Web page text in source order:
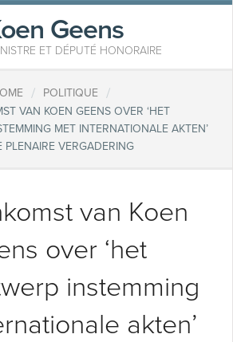
Geens
ET DÉPUTÉ HONORAIRE
/ POLITIQUE /
VAN KOEN GEENS OVER ‘HET
MET INTERNATIONALE AKTEN’
PLENAIRE VERGADERING
van Koen
over ‘het
instemming
akten’